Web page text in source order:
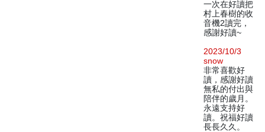
一次在好讀把
村上春樹的收
音機2讀完，
感謝好讀~
2023/10/3
snow
非常喜歡好
讀，感謝好讀
無私的付出與
陪伴的歲月。
永遠支持好
讀。祝福好讀
長長久久。